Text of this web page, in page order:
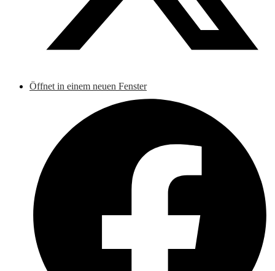
Öffnet in einem neuen Fenster